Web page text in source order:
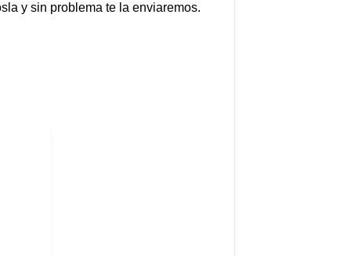
y sin problema te la enviaremos.